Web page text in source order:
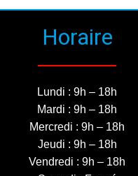
Horaire
Lundi : 9h – 18h
Mardi : 9h – 18h
Mercredi : 9h – 18h
Jeudi : 9h – 18h
Vendredi : 9h – 18h